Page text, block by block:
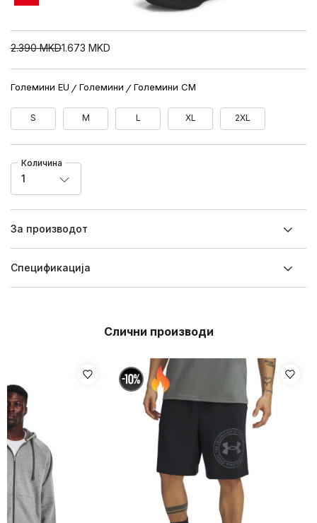
2.390 MKD1.673 MKD
Големини EU Големини Големини CM
S M L XL 2XL
Количина
1
За производот
Спецификацијa
Слични производи